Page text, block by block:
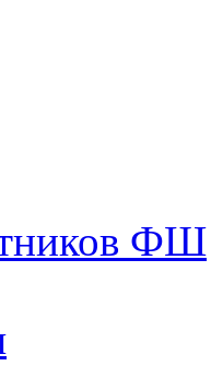
ФШ